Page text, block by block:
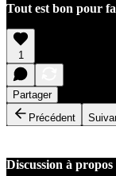
Tout est bon pour
1
Partager
Précédent
Discussion à propos